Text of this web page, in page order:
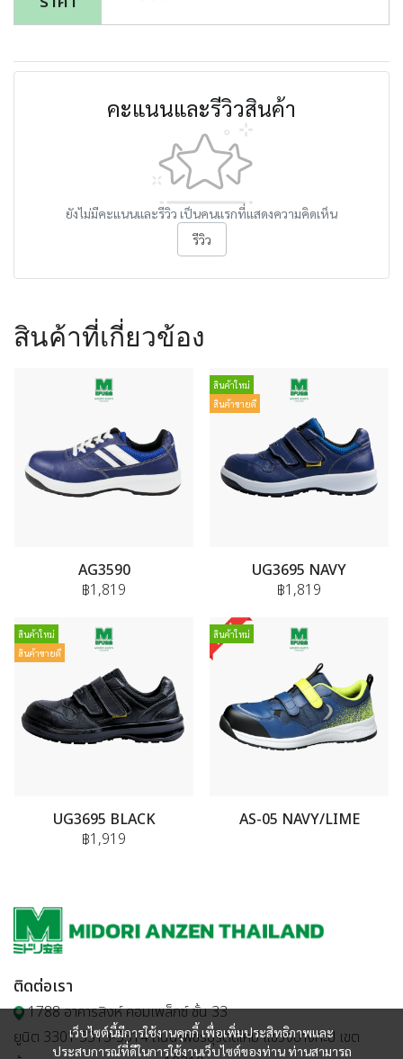
คะแนนและรีวิวสินค้า
ยังไม่มีคะแนนและรีวิว เป็นคนแรกที่แสดงความคิดเห็น
รีวิว
สินค้าที่เกี่ยวข้อง
AG3590
฿1,819
สินค้าใหม่
สินค้าขายดี
UG3695 NAVY
฿1,819
สินค้าใหม่
สินค้าขายดี
UG3695 BLACK
฿1,919
สินค้าใหม่
AS-05 NAVY/LIME
เว็บไซต์นี้มีการใช้งานคุกกี้ เพื่อเพิ่มประสิทธิภาพและ
ประสบการณ์ที่ดีในการใช้งานเว็บไซต์ของท่าน ท่านสามารถ
ติดต่อเรา
1788 อาคารสิงห์ คอมเพล็กซ์ ชั้น 33
ยูนิต 3301 3313-3314 ถนนเพชรบุรีตัดใหม่ แขวงบางกะปิ เขต